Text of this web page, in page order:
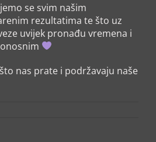
se svim našim
rezultatima te što uz
uvijek pronađu vremena i
što nas prate i podržavaju naše